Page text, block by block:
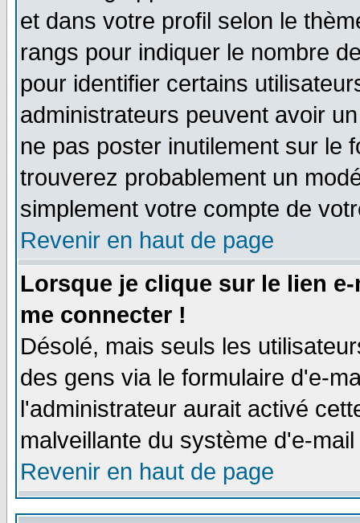
et dans votre profil selon le
rangs pour indiquer le nombre
pour identifier certains
administrateurs peuvent avoir
ne pas poster inutilement sur le
trouverez probablement un
simplement votre compte de
Revenir en haut de page
Lorsque je clique sur le lien
me connecter !
Désolé, mais seuls les
des gens via le formulaire d'e-
l'administrateur aurait activé
malveillante du système d'e-
Revenir en haut de page